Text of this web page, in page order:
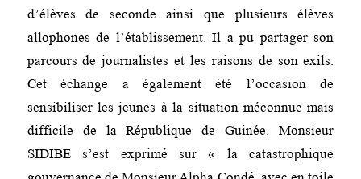
d’élèves de seconde ainsi que plusieurs élèves
allophones de l’établissement. Il a pu partager son
parcours de journalistes et les raisons de son exils.
Cet échange a également été l’occasion de
sensibiliser les jeunes à la situation méconnue mais
difficile de la République de Guinée. Monsieur
SIDIBE s’est exprimé sur « la catastrophique